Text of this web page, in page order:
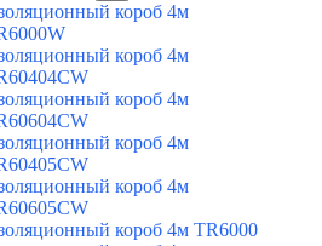
короб 4м
короб 4м
короб 4м
короб 4м
короб 4м
короб 4м TR6000